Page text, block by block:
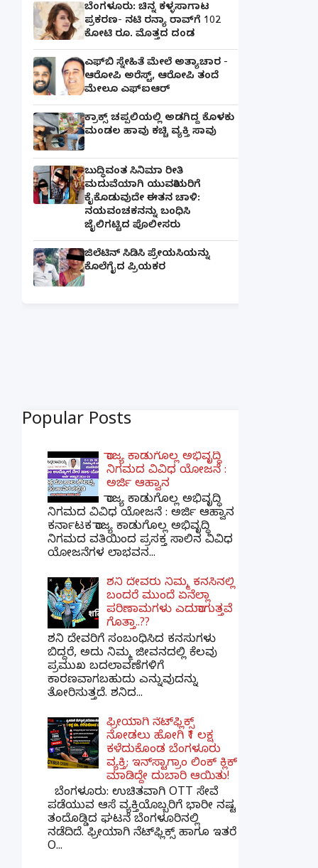
ಬೆಂಗಳೂರು: ಚಿನ್ನ ಕಳ್ಳಸಾಗಾಟ
ಪ್ರಕರಣ- ನಟಿ ರನ್ಯಾ ರಾವ್‌ಗೆ 102
ಕೋಟಿ ರೂ. ಮೊತ್ತದ ದಂಡ
ಎಫ್‌ಬಿ ಸ್ನೇಹಿತೆ ಮೇಲೆ ಅತ್ಯಾಚಾರ -
ಆರೋಪಿ ಅರೆಸ್ಟ್, ಆರೋಪಿ ತಂದೆ
ಮೇಲೂ ಎಫ್ಐಆರ್
ಕ್ರಾಕ್ಸ್ ಚಪ್ಪಲಿಯಲ್ಲಿ ಅಡಗಿದ್ದ ಕೊಳಕು
ಮಂಡಲ ಹಾವು ಕಚ್ಚಿ ವ್ಯಕ್ತಿ ಸಾವು
ಬುದ್ಧಿವಂತ ಸಿನಿಮಾ ರೀತಿ
ಮದುವೆಯಾಗಿ ಯುವತಿಯರಿಗೆ
ಕೈಕೊಡುವುದೇ ಈತನ ಚಾಳಿ:
ನಯವಂಚಕನನ್ನು ಬಂಧಿಸಿ
ಜೈಲಿಗಟ್ಟಿದ ಪೊಲೀಸರು
ಜಿಲೆಟಿನ್ ಸಿಡಿಸಿ ಪ್ರೇಯಸಿಯನ್ನು
ಕೊಲೆಗೈದ ಪ್ರಿಯಕರ
Popular Posts
ರಾಜ್ಯ ಕಾಡುಗೊಲ್ಲ ಅಭಿವೃದ್ಧಿ
ನಿಗಮದ ವಿವಿಧ ಯೋಜನೆ :
ಅರ್ಜಿ ಆಹ್ವಾನ
ರಾಜ್ಯ ಕಾಡುಗೊಲ್ಲ ಅಭಿವೃದ್ಧಿ
ನಿಗಮದ ವಿವಿಧ ಯೋಜನೆ : ಅರ್ಜಿ ಆಹ್ವಾನ
ಕರ್ನಾಟಕ ರಾಜ್ಯ ಕಾಡುಗೊಲ್ಲ ಅಭಿವೃದ್ಧಿ
ನಿಗಮದ ವತಿಯಿಂದ ಪ್ರಸಕ್ತ ಸಾಲಿನ ವಿವಿಧ
ಯೋಜನೆಗಳ ಲಾಭವನ...
ಶನಿ ದೇವರು ನಿಮ್ಮ ಕನಸಿನಲ್ಲಿ
ಬಂದರೆ ಮುಂದೆ ಏನೆಲ್ಲಾ
ಪರಿಣಾಮಗಳು ಎದುರಾಗುತ್ತವೆ
ಗೊತ್ತಾ..??
ಶನಿ ದೇವರಿಗೆ ಸಂಬಂಧಿಸಿದ ಕನಸುಗಳು
ಬಿದ್ದರೆ, ಅದು ನಿಮ್ಮ ಜೀವನದಲ್ಲಿ ಕೆಲವು
ಪ್ರಮುಖ ಬದಲಾವಣೆಗಳಿಗೆ
ಕಾರಣವಾಗಬಹುದು ಎನ್ನುವುದನ್ನು
ತೋರಿಸುತ್ತದೆ. ಶನಿದ...
ಫ್ರೀಯಾಗಿ ನೆಟ್‌ಫ್ಲಿಕ್ಸ್
ನೋಡಲು ಹೋಗಿ ₹1 ಲಕ್ಷ
ಕಳೆದುಕೊಂಡ ಬೆಂಗಳೂರು
ವ್ಯಕ್ತಿ; ಇನ್‌ಸ್ಟಾಗ್ರಾಂ ಲಿಂಕ್ ಕ್ಲಿಕ್
ಮಾಡಿದ್ದೇ ದುಬಾರಿ ಆಯಿತು!
ಬೆಂಗಳೂರು: ಉಚಿತವಾಗಿ OTT ಸೇವೆ
ಪಡೆಯುವ ಆಸೆ ವ್ಯಕ್ತಿಯೊಬ್ಬರಿಗೆ ಭಾರೀ ನಷ್ಟ
ತಂದೊಡ್ಡಿದ ಘಟನೆ ಬೆಂಗಳೂರಿನಲ್ಲಿ
ನಡೆದಿದೆ. ಫ್ರೀಯಾಗಿ ನೆಟ್‌ಫ್ಲಿಕ್ಸ್ ಹಾಗೂ ಇತರೆ
O...